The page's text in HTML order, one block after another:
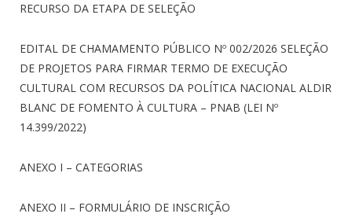
RECURSO DA ETAPA DE SELEÇÃO
EDITAL DE CHAMAMENTO PÚBLICO Nº 002/2026 SELEÇÃO
DE PROJETOS PARA FIRMAR TERMO DE EXECUÇÃO
CULTURAL COM RECURSOS DA POLÍTICA NACIONAL ALDIR
BLANC DE FOMENTO À CULTURA – PNAB (LEI Nº
14.399/2022)
ANEXO I – CATEGORIAS
ANEXO II – FORMULÁRIO DE INSCRIÇÃO